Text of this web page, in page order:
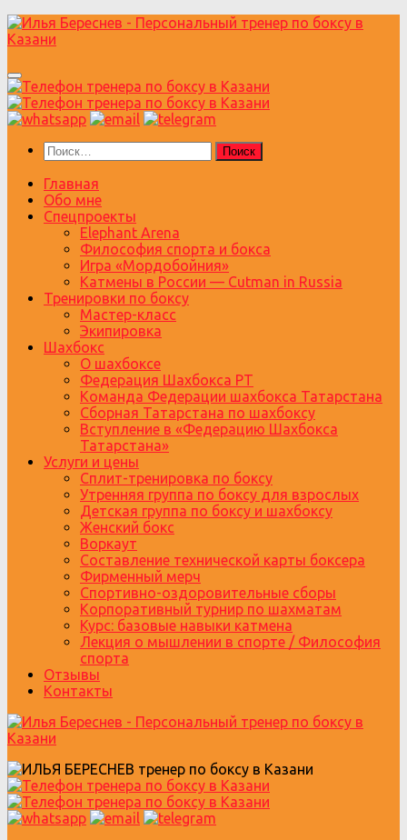
Перейти
к
Найти:
Главная
Обо мне
Спецпроекты
Elephant Arena
Философия спорта и бокса
Игра «Мордобойния»
Катмены в России — Cutman in Russia
Тренировки по боксу
Мастер-класс
Экипировка
Шахбокс
О шахбоксе
Федерация Шахбокса РТ
Команда Федерации шахбокса Татарстана
Сборная Татарстана по шахбоксу
Вступление в «Федерацию Шахбокса
Татарстана»
Услуги и цены
Сплит-тренировка по боксу
Утренняя группа по боксу для взрослых
Детская группа по боксу и шахбоксу
Женский бокс
Воркаут
Составление технической карты боксера
Фирменный мерч
Спортивно-оздоровительные сборы
Корпоративный турнир по шахматам
Курс: базовые навыки катмена
Лекция о мышлении в спорте / Философия
спорта
Отзывы
Контакты